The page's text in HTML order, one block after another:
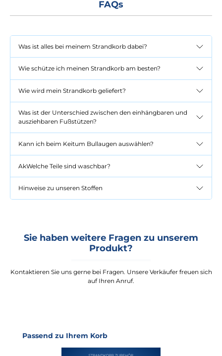
FAQs
Was ist alles bei meinem Strandkorb dabei?
Wie schütze ich meinen Strandkorb am besten?
Wie wird mein Strandkorb geliefert?
Was ist der Unterschied zwischen den einhängbaren und
ausziehbaren Fußstützen?
Kann ich beim Keitum Bullaugen auswählen?
AkWelche Teile sind waschbar?
Hinweise zu unseren Stoffen
Sie haben weitere Fragen zu unserem
Produkt?
Kontaktieren Sie uns gerne bei Fragen. Unsere Verkäufer freuen sich
auf Ihren Anruf.
Produktgalerie überspringen
Passend zu Ihrem Korb